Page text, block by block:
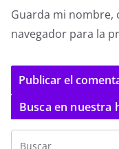
Guarda mi nombre,
navegador para la
Busca en nuestra